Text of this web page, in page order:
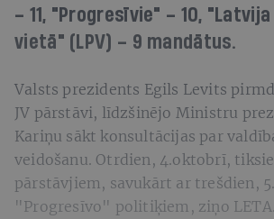
– 11, "Progresīvie" – 10,
vietā" (LPV) – 9 mandātus.
Valsts prezidents Egils Levits
JV pārstāvi, līdzšinējo Ministru
Kariņu sākt konsultācijas par
veidošanu. Otrdien, 4.oktobrī,
pārstāvjiem, savukārt ar trešdien,
"Progresīvo" politiķiem, ziņo LETA.